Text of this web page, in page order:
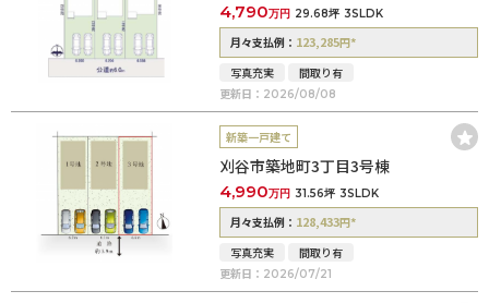
4,790万円 29.68坪 3SLDK
月々支払例： 123,285円*
写真充実
間取り有
更新日： 2026/08/08
新築一戸建て
刈谷市築地町3丁目3号棟
4,990万円 31.56坪 3SLDK
月々支払例： 128,433円*
写真充実
間取り有
更新日： 2026/07/21